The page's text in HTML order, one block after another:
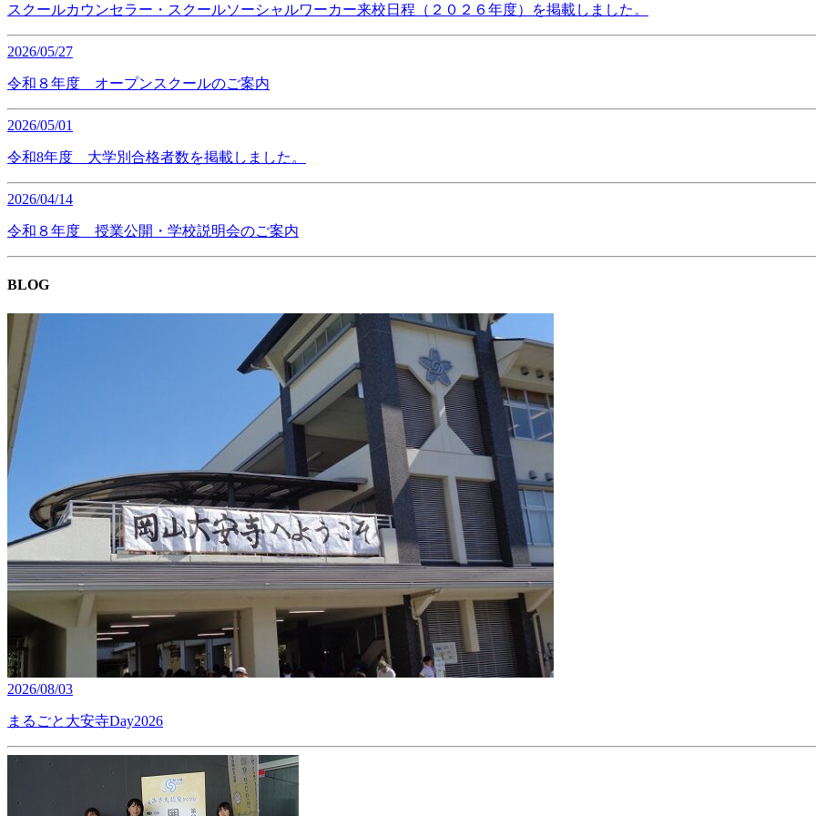
スクールカウンセラー・スクールソーシャルワーカー来校日程（２０２６年度）を掲載しました。
2026/05/27
令和８年度 オープンスクールのご案内
2026/05/01
令和8年度 大学別合格者数を掲載しました。
2026/04/14
令和８年度 授業公開・学校説明会のご案内
BLOG
2026/08/03
まるごと大安寺Day2026